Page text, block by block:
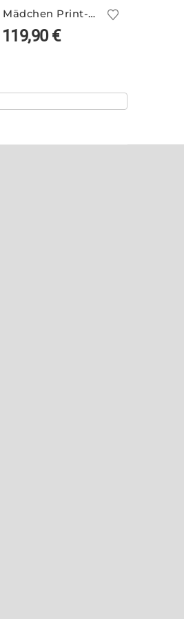
Grün-weißer Mädchen Print-Turnanzug ILKA/4
119,90€